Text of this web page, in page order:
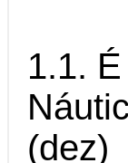
1.1.